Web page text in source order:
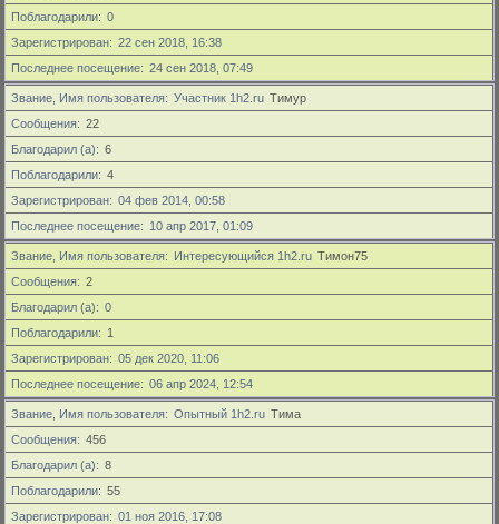
Поблагодарили
0
Зарегистрирован
22 сен 2018, 16:38
Последнее посещение
24 сен 2018, 07:49
Звание, Имя пользователя Участник 1h2.ru Тимур
Сообщения
22
Благодарил (а)
6
Поблагодарили
4
Зарегистрирован
04 фев 2014, 00:58
Последнее посещение
10 апр 2017, 01:09
Звание, Имя пользователя Интересующийся 1h2.ru Тимон75
Сообщения
2
Благодарил (а)
0
Поблагодарили
1
Зарегистрирован
05 дек 2020, 11:06
Последнее посещение
06 апр 2024, 12:54
Звание, Имя пользователя Опытный 1h2.ru Тима
Сообщения
456
Благодарил (а)
8
Поблагодарили
55
Зарегистрирован
01 ноя 2016, 17:08